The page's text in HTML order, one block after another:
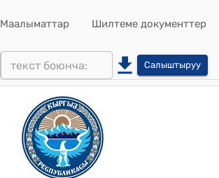
Маалыматтар Шилтеме документтер
Салыштыруу